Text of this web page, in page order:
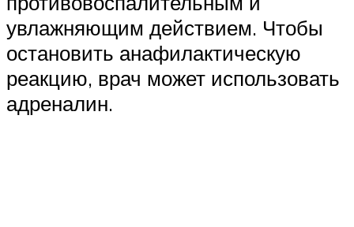
увлажняющим действием. Чтобы
остановить анафилактическую
реакцию, врач может использовать
адреналин.